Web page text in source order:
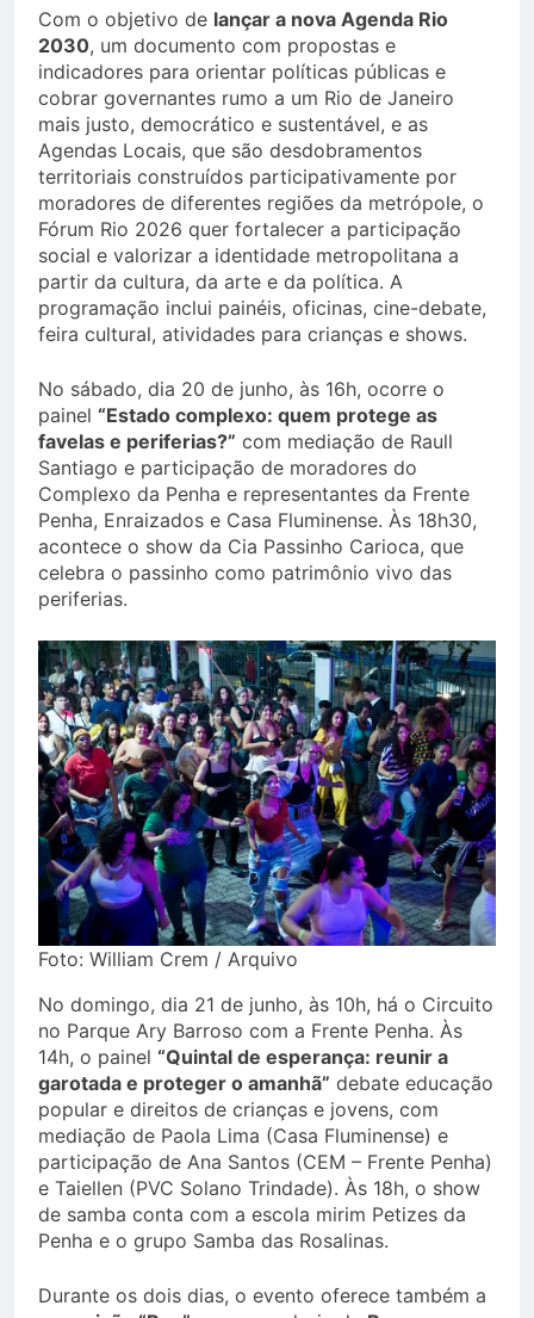
Com o objetivo de lançar a nova Agenda Rio
2030, um documento com propostas e
indicadores para orientar políticas públicas e
cobrar governantes rumo a um Rio de Janeiro
mais justo, democrático e sustentável, e as
Agendas Locais, que são desdobramentos
territoriais construídos participativamente por
moradores de diferentes regiões da metrópole, o
Fórum Rio 2026 quer fortalecer a participação
social e valorizar a identidade metropolitana a
partir da cultura, da arte e da política. A
programação inclui painéis, oficinas, cine-debate,
feira cultural, atividades para crianças e shows.
No sábado, dia 20 de junho, às 16h, ocorre o
painel “Estado complexo: quem protege as
favelas e periferias?” com mediação de Raull
Santiago e participação de moradores do
Complexo da Penha e representantes da Frente
Penha, Enraizados e Casa Fluminense. Às 18h30,
acontece o show da Cia Passinho Carioca, que
celebra o passinho como patrimônio vivo das
periferias.
Foto: William Crem / Arquivo
No domingo, dia 21 de junho, às 10h, há o Circuito
no Parque Ary Barroso com a Frente Penha. Às
14h, o painel “Quintal de esperança: reunir a
garotada e proteger o amanhã” debate educação
popular e direitos de crianças e jovens, com
mediação de Paola Lima (Casa Fluminense) e
participação de Ana Santos (CEM – Frente Penha)
e Taiellen (PVC Solano Trindade). Às 18h, o show
de samba conta com a escola mirim Petizes da
Penha e o grupo Samba das Rosalinas.
Durante os dois dias, o evento oferece também a